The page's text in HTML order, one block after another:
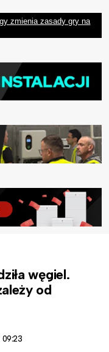
zmienia zasady gry na
węgiel.
od
09:23